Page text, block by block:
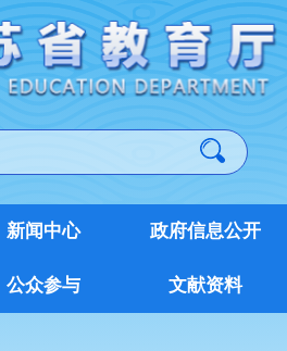
新闻中心 政府信息公开
公众参与 文献资料